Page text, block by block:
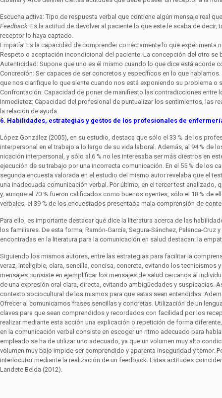
Escucha activa: Tipo de respuesta verbal que contiene algún mensaje real
Feedback: Es la actitud de devolver al paciente lo que este le acaba de
receptor lo haya captado.
Empatía: Es la capacidad de comprender correctamente lo que experimenta
Respeto o aceptación incondicional del paciente: La concepción del otro
Autenticidad: Supone que uno es él mismo cuando lo que dice está acorde
Concreción: Ser capaces de ser concretos y específicos en lo que
que nos clarifique lo que siente cuando nos está exponiendo su problema o
Confrontación: Capacidad de poner de manifiesto las contradicciones entre
Inmediatez: Capacidad del profesional de puntualizar los sentimientos, las
la relación de ayuda.
6. Habilidades, estrategias y gestos de los profesionales de
López González (2005), en su estudio, destaca que sólo el 33 % de los
interpersonal en el trabajo a lo largo de su vida laboral. Además, al 94 %
nicación interpersonal, y sólo al 6 % no les interesaba ser más diestros en
ejecución de su trabajo por una incorrecta comunicación. En el 55 % de los
segunda encuesta valorada en el estudio del mismo autor revelaba que el
una inadecuada comunicación verbal. Por último, en el tercer test analizado,
y, aunque el 70 % fueron calificados como buenos oyentes, sólo el 18 % de
verbales, el 39 % de los encuestados presentaba mala comprensión de
Para ello, es importante destacar qué dice la literatura acerca de las
los familiares. De esta forma, Ramón-García, Segura-Sánchez, Palanca-
encontradas en la literatura para la comunicación en salud destacan: la
Siguiendo los mismos autores, entre las estrategias para facilitar la
veraz, inteligible, clara, sencilla, concisa, concreta, evitando los
mensajes consiste en ejemplificar los mensajes de salud cercanos al
de una expresión oral clara, directa, evitando ambigüedades y
contexto sociocultural de los mismos para que estas sean entendidas.
Ofrecer al comunicarnos frases sencillas y concretas. Utilización de un
claves para que sean comprendidos y recordados con facilidad por los
realizar mediante esta acción una explicación o repetición de forma
en la comunicación verbal consiste en escoger un ritmo adecuado para
empleado se ha de utilizar uno adecuado, ya que un volumen muy alto
volumen muy bajo impide ser comprendido y aparenta inseguridad y temor.
interlocutor mediante la realización de un feedback. Estas actitudes
Landete Belda (2012).